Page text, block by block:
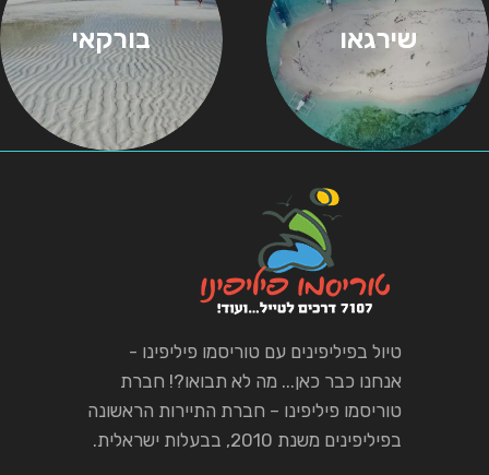
שירגאו בורקאי
טיול בפיליפינים עם טוריסמו פיליפינו -
אנחנו כבר כאן... מה לא תבואו?! חברת
טוריסמו פיליפינו – חברת התיירות הראשונה
בפיליפינים משנת 2010, בבעלות ישראלית.